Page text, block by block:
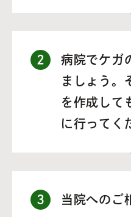
2
病院でケガ
ましょう。
を作成して
に行ってく
3 当院へのご